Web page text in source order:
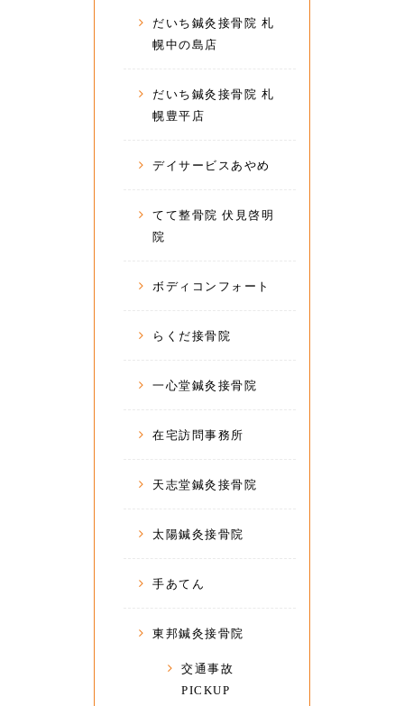
だいち鍼灸接骨院 札
幌中の島店
だいち鍼灸接骨院 札
幌豊平店
デイサービスあやめ
てて整骨院 伏見啓明
院
ボディコンフォート
らくだ接骨院
一心堂鍼灸接骨院
在宅訪問事務所
天志堂鍼灸接骨院
太陽鍼灸接骨院
手あてん
東邦鍼灸接骨院
交通事故
PICKUP